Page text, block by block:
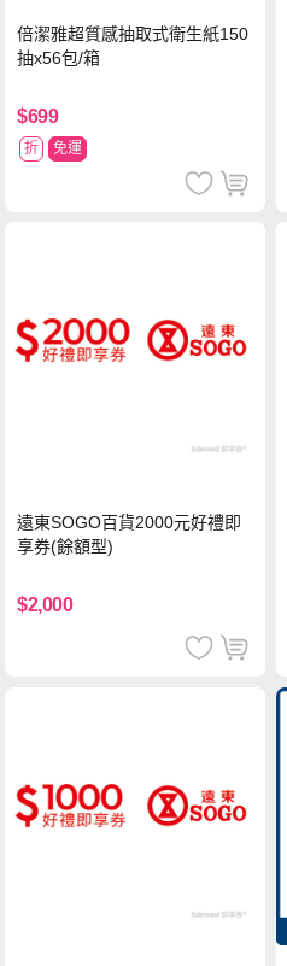
倍潔雅超質感抽取式衛生紙150
抽x56包/箱
$699
折 免運
遠東SOGO百貨2000元好禮即
享券(餘額型)
$2,000